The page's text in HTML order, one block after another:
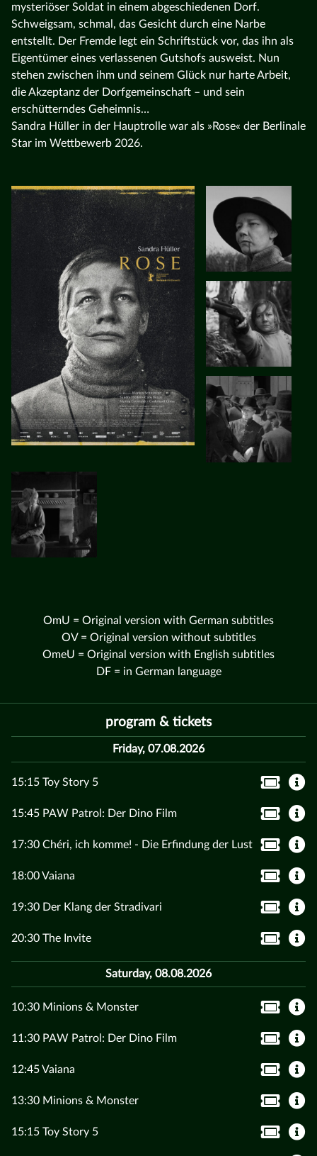
mysteriöser Soldat in einem abgeschiedenen Dorf.
Schweigsam, schmal, das Gesicht durch eine Narbe
entstellt. Der Fremde legt ein Schriftstück vor, das ihn als
Eigentümer eines verlassenen Gutshofs ausweist. Nun
stehen zwischen ihm und seinem Glück nur harte Arbeit,
die Akzeptanz der Dorfgemeinschaft – und sein
erschütterndes Geheimnis…
Sandra Hüller in der Hauptrolle war als »Rose« der Berlinale
Star im Wettbewerb 2026.
OmU = Original version with German subtitles
OV = Original version without subtitles
OmeU = Original version with English subtitles
DF = in German language
program & tickets
Friday, 07.08.2026
15:15 Toy Story 5
15:45 PAW Patrol: Der Dino Film
17:30 Chéri, ich komme! - Die Erfindung der Lust
18:00 Vaiana
19:30 Der Klang der Stradivari
20:30 The Invite
Saturday, 08.08.2026
10:30 Minions & Monster
11:30 PAW Patrol: Der Dino Film
12:45 Vaiana
13:30 Minions & Monster
15:15 Toy Story 5